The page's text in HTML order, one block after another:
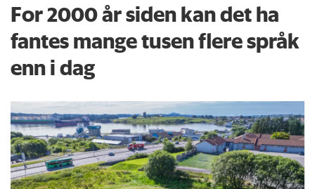
For 2000 år siden kan det ha
fantes mange tusen flere språk
enn i dag